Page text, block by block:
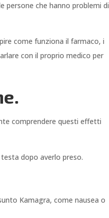
persone che hanno problemi di
come funziona il farmaco, i
con il proprio medico per
comprendere questi effetti
dopo averlo preso.
Kamagra, come nausea o